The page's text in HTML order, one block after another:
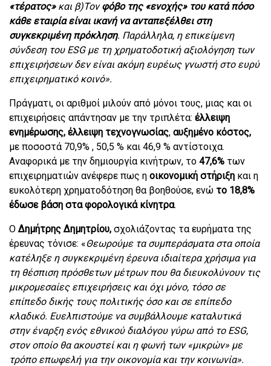
«τέρατος»και β)Τονφόβο της «ενοχής» του κατά πόσο
κάθε εταιρία είναι ικανή να ανταπεξέλθει στη
συγκεκριμένη πρόκληση. Παράλληλα, η επικείμενη
σύνδεση του ESG με τη χρηματοδοτική αξιολόγηση των
επιχειρήσεων δεν είναι ακόμη ευρέως γνωστή στο ευρύ
επιχειρηματικό κοινό».
Πράγματι, οι αριθμοί μιλούν από μόνοι τους, μιας και οι
επιχειρήσεις απάντησαν με την τριπλέτα: έλλειψη
ενημέρωσης, έλλειψη τεχνογνωσίας, αυξημένο κόστος,
με ποσοστά 70,9% , 50,5 % και 46,9 % αντίστοιχα.
Αναφορικά με την δημιουργία κινήτρων, το 47,6% των
επιχειρηματιών ανέφερε πως η οικονομική στήριξη και η
ευκολότερη χρηματοδότηση θα βοηθούσε, ενώ το 18,8%
έδωσε βάση στα φορολογικά κίνητρα.
ΟΔημήτρης Δημητρίου, σχολιάζοντας τα ευρήματα της
έρευνας τόνισε: «Θεωρούμε τα συμπεράσματα στα οποία
κατέληξε η συγκεκριμένη έρευνα ιδιαίτερα χρήσιμα για
τη θέσπιση πρόσθετων μέτρων που θα διευκολύνουν τις
μικρομεσαίες επιχειρήσεις και όχι μόνο, τόσο σε
επίπεδο δικής τους πολιτικής όσο και σε επίπεδο
κλαδικό. Ευελπιστούμε να συμβάλλουμε καταλυτικά
στην έναρξη ενός εθνικού διαλόγου γύρω από το ESG,
στον οποίο θα ακουστεί και η φωνή των «μικρών» με
τρόπο επωφελή για την οικονομία και την κοινωνία».